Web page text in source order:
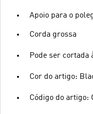
Apoio para o
Corda grossa
Pode ser cortada
Cor do artigo:
Código do artigo: